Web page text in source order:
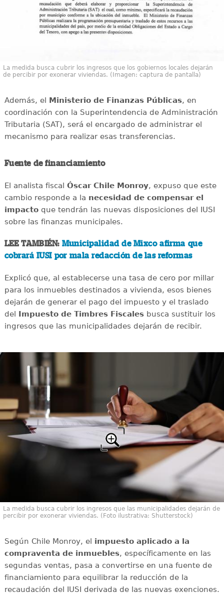
La medida busca cubrir los ingresos que los gobiernos locales dejarán
de percibir por exonerar viviendas. (Imagen: captura de pantalla)
Además, el Ministerio de Finanzas Públicas, en
coordinación con la Superintendencia de Administración
Tributaria (SAT), será el encargado de administrar el
mecanismo para realizar esas transferencias.
Fuente de financiamiento
El analista fiscal Óscar Chile Monroy, expuso que este
cambio responde a la necesidad de compensar el
impactoque tendrán las nuevas disposiciones del IUSI
sobre las finanzas municipales.
LEE TAMBIÉN: Municipalidad de Mixco afirma que
cobrará IUSI por mala redacción de las reformas
Explicó que, al establecerse una tasa de cero por millar
para los inmuebles destinados a vivienda, esos bienes
dejarán de generar el pago del impuesto y el traslado
del Impuesto de Timbres Fiscalesbusca sustituir los
ingresos que las municipalidades dejarán de recibir.
La medida busca cubrir los ingresos que las municipalidades dejarán de
percibir por exonerar viviendas. (Foto ilustrativa: Shutterstock)
Según Chile Monroy, el impuesto aplicado a la
compraventa de inmuebles, específicamente en las
segundas ventas, pasa a convertirse en una fuente de
financiamiento para equilibrar la reducción de la
recaudación del IUSI derivada de las nuevas exenciones.